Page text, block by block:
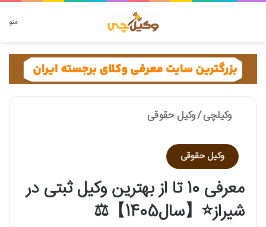
منو دنبال چه چیزی هستید؟
وکیلچی/وکیل حقوقی
وکیل حقوقی
معرفی 10 تا از بهترین وکیل ثبتی در
شیراز⭐【سال1405】⚖️